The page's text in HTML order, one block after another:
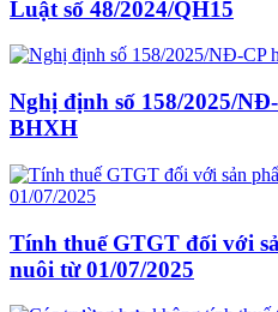
Luật số 48/2024/QH15
Nghị định số 158/2025/
BHXH
Tính thuế GTGT đối với
nuôi từ 01/07/2025